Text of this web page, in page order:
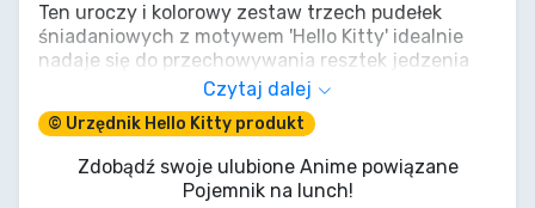
Ten uroczy i kolorowy zestaw trzech pudełek
śniadaniowych z motywem 'Hello Kitty' idealnie
nadaje się do przechowywania resztek jedzenia
lub zabierania ulubionych przekąsek do pracy lub
szkoły. Pudełka można wygodnie przechowywać
jedno w drugim, oszczędzając miejsce w szafce.
Nie nadają się do używania w kuchence
Czytaj dalej
© Urzędnik Hello Kitty produkt
Zdobądź swoje ulubione Anime powiązane
Pojemnik na lunch!